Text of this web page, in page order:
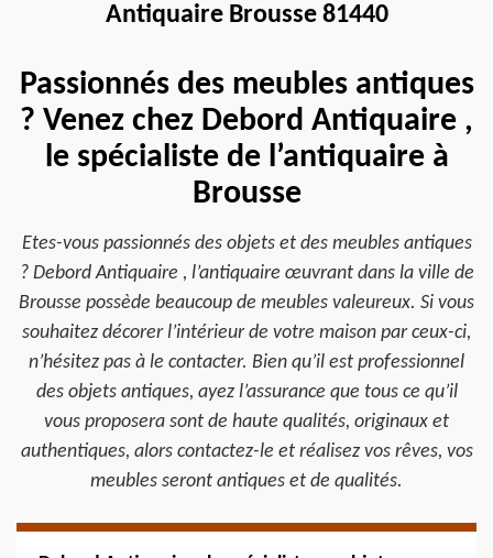
Antiquaire Brousse 81440
Passionnés des meubles antiques
? Venez chez Debord Antiquaire ,
le spécialiste de l’antiquaire à
Brousse
Etes-vous passionnés des objets et des meubles antiques
? Debord Antiquaire , l’antiquaire œuvrant dans la ville de
Brousse possède beaucoup de meubles valeureux. Si vous
souhaitez décorer l’intérieur de votre maison par ceux-ci,
n’hésitez pas à le contacter. Bien qu’il est professionnel
des objets antiques, ayez l’assurance que tous ce qu’il
vous proposera sont de haute qualités, originaux et
authentiques, alors contactez-le et réalisez vos rêves, vos
meubles seront antiques et de qualités.